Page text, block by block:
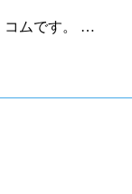
コムです。 …